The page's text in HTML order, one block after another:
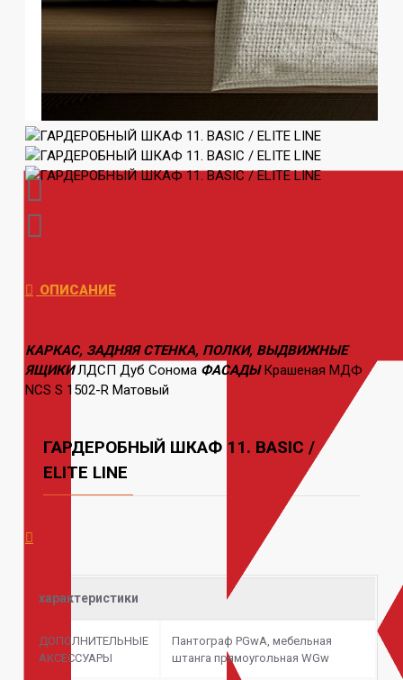
ОПИСАНИЕ
КАРКАС, ЗАДНЯЯ СТЕНКА, ПОЛКИ, ВЫДВИЖНЫЕ
ЯЩИКИ ЛДСП Дуб Сонома ФАСАДЫКрашеная МДФ
NCS S 1502-R Матовый
ГАРДЕРОБНЫЙ ШКАФ 11. BASIC /
ELITE LINE
характеристики
ДОПОЛНИТЕЛЬНЫЕ
АКСЕССУАРЫ
Пантограф PGwA, мебельная
штанга прямоугольная WGw